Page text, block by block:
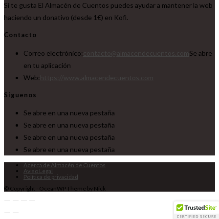
Si te gusta El Almacén de Cuentos puedes ayudar a mantener la web
haciendo un donativo (desde 1€) en Kofi.
Contacto
Correo electrónico:
Se abre
en tu aplicación
Web:
Síguenos
Se abre en una nueva pestaña
Se abre en una nueva pestaña
Se abre en una nueva pestaña
Se abre en una nueva pestaña
Acerca de Almacén de Cuentos
Aviso Legal
Política de privacidad
© Copyright - OceanWP Theme by Nick